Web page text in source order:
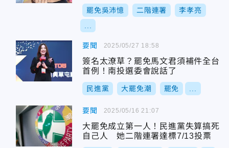
罷免吳沛憶 二階連署 李孝亮
要聞
簽名太潦草？罷免馬文君須補件全台
首例！南投選委會說話了
民進黨 大罷免潮 罷免
2025/05/27 18:58
要聞
大罷免成立第一人！民進黨失算搞死
自己人 她二階連署達標7/13投票
2025/05/16 21:07